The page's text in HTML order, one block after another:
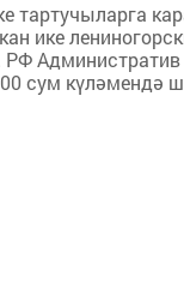
тартучыларга
ике
РФ
сум күләмендә